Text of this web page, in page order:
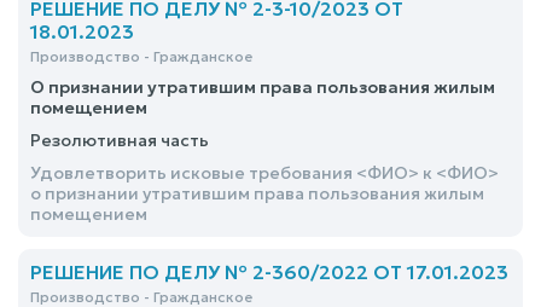
РЕШЕНИЕ ПО ДЕЛУ № 2-3-10/2023 ОТ
18.01.2023
Производство - Гражданское
О признании утратившим права пользования жилым
помещением
Резолютивная часть
Удовлетворить исковые требования <ФИО> к <ФИО>
о признании утратившим права пользования жилым
помещением
РЕШЕНИЕ ПО ДЕЛУ № 2-360/2022 ОТ 17.01.2023
Производство - Гражданское